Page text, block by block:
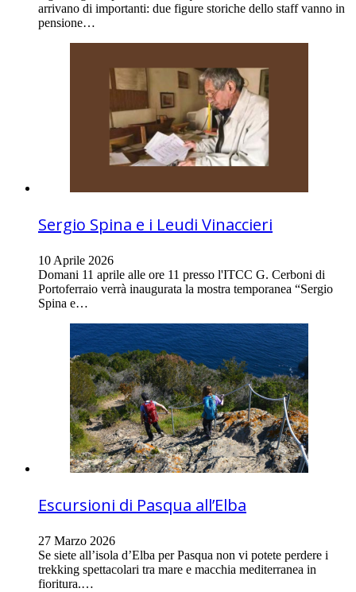
arrivano di importanti: due figure storiche dello staff vanno in
pensione…
Sergio Spina e i Leudi Vinaccieri
10 Aprile 2026
Domani 11 aprile alle ore 11 presso l'ITCC G. Cerboni di
Portoferraio verrà inaugurata la mostra temporanea “Sergio
Spina e…
Escursioni di Pasqua all’Elba
27 Marzo 2026
Se siete all’isola d’Elba per Pasqua non vi potete perdere i
trekking spettacolari tra mare e macchia mediterranea in
fioritura.…